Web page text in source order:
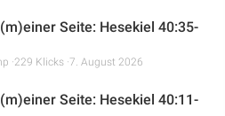
Seite: Hesekiel 40:35-
229 Klicks 7. August 2026
Seite: Hesekiel 40:11-